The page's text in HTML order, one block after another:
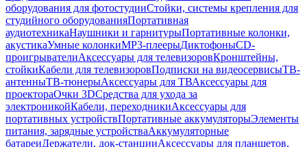
оборудования для фотостудииСтойки, системы крепления для
студийного оборудованияПортативная
аудиотехникаНаушники и гарнитурыПортативные колонки,
акустикаУмные колонкиMP3-плеерыДиктофоныCD-
проигрывателиАксессуары для телевизоровКронштейны,
стойкиКабели для телевизоровПодписки на видеосервисыТВ-
антенныТВ-тюнерыАксессуары для ТВАксессуары для
проектораОчки 3DСредства для ухода за
электроникойКабели, переходникиАксессуары для
портативных устройствПортативные аккумуляторыЭлементы
питания, зарядные устройстваАккумуляторные
батареиДержатели, док-станцииАксессуары для планшетов,